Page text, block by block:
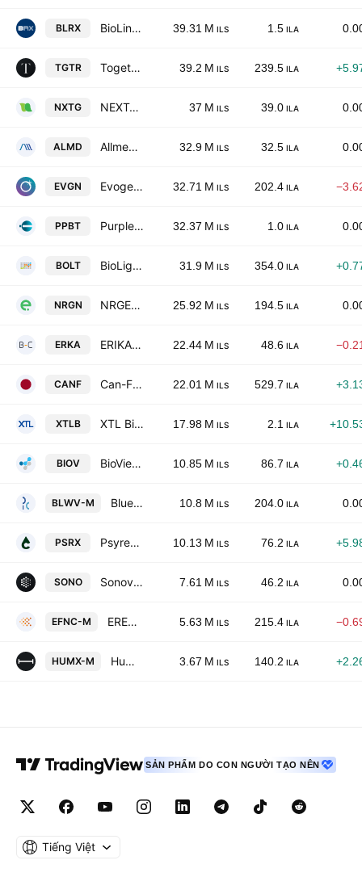
BLRX BioLineRX Ltd. 39.31 M ILS 1.5 ILA
TGTR Together Pharma Ltd. 39.2 M ILS 239.5 ILA
NXTG NEXTAGE Therapeutics Ltd. 37 M ILS 39.0 ILA
ALMD Allmed Solutions Ltd. 32.9 M ILS 32.5 ILA
EVGN Evogene Ltd 32.71 M ILS 202.4 ILA
PPBT Purple Biotech Ltd. 32.37 M ILS 1.0 ILA
BOLT BioLight Life Sciences Ltd. 31.9 M ILS 354.0 ILA
NRGN NRGENE TECHNOLOGIES LTD 25.92 M ILS 194.5 ILA
ERKA ERIKA CARMEL-TECH LTD 22.44 M ILS 48.6 ILA
CANF Can-Fite BioPharma Ltd. 22.01 M ILS 529.7 ILA
XTLB XTL Biopharmaceuticals Ltd. 17.98 M ILS 2.1 ILA
BIOV BioView Ltd. 10.85 M ILS 86.7 ILA
BLWV-M Blue Wave Water Capital Ltd 10.8 M ILS 204.0 ILA
PSRX Psyrex CNS Bio-Tech Ltd. 10.13 M ILS 76.2 ILA
SONO Sonovia Ltd. 7.61 M ILS 46.2 ILA
EFNC-M ERECH FINANCE CAHALACHA LTD 5.63 M ILS 215.4 ILA
HUMX-M Human Xtensions Ltd. 3.67 M ILS 140.2 ILA
SẢN PHẨM DO CON NGƯỜI TẠO NÊN
Tiếng Việt